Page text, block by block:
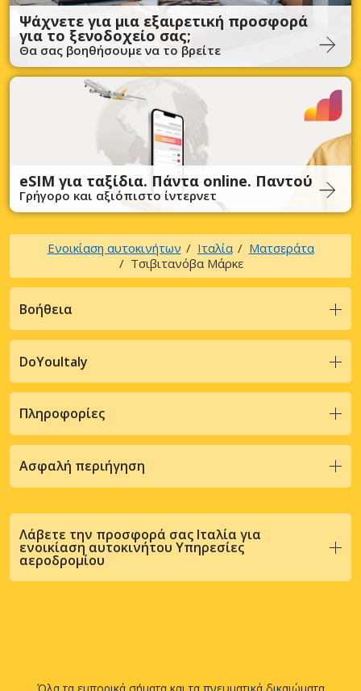
Ψάχνετε για μια εξαιρετική προσφορά
για το ξενοδοχείο σας;
Θα σας βοηθήσουμε να το βρείτε
eSIM για ταξίδια. Πάντα online. Παντού
Γρήγορο και αξιόπιστο ίντερνετ
Ενοικίαση αυτοκινήτων Ιταλία
Ματσεράτα
Τσιβιτανόβα Μάρκε
Βοήθεια
DoYouItaly
Πληροφορίες
Ασφαλή περιήγηση
Λάβετε την προσφορά σας Ιταλία για
ενοικίαση αυτοκινήτου Υπηρεσίες
αεροδρομίου